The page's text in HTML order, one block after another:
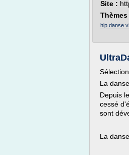
Site :
hip danse
La
Depuis
cessé
sont
La